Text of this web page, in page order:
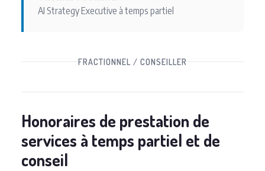
AI Strategy Executive à temps partiel
FRACTIONNEL / CONSEILLER
Honoraires de prestation de
services à temps partiel et de
conseil